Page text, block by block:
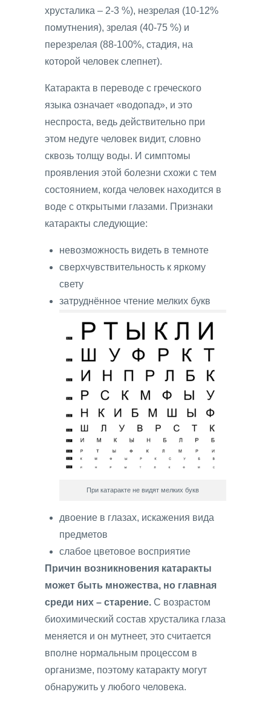
хрусталика – 2-3 %), незрелая (10-12%
помутнения), зрелая (40-75 %) и
перезрелая (88-100%, стадия, на
которой человек слепнет).
Катаракта в переводе с греческого
языка означает «водопад», и это
неспроста, ведь действительно при
этом недуге человек видит, словно
сквозь толщу воды. И симптомы
проявления этой болезни схожи с тем
состоянием, когда человек находится в
воде с открытыми глазами. Признаки
катаракты следующие:
невозможность видеть в темноте
сверхчувствительность к яркому
свету
затруднённое чтение мелких букв
При катаракте не видят мелких букв
двоение в глазах, искажения вида
предметов
слабое цветовое восприятие
Причин возникновения катаракты
может быть множества, но главная
среди них – старение. С возрастом
биохимический состав хрусталика глаза
меняется и он мутнеет, это считается
вполне нормальным процессом в
организме, поэтому катаракту могут
обнаружить у любого человека.